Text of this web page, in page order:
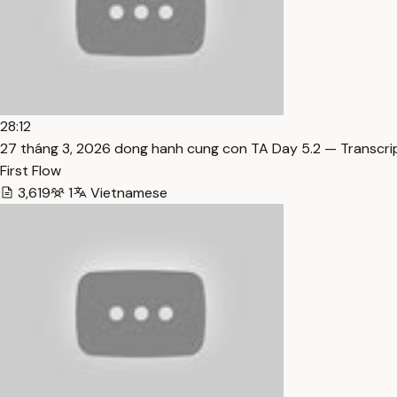
28:12
27 tháng 3, 2026 dong hanh cung con TA Day 5.2 —
First Flow
3,619
1 Vietnamese